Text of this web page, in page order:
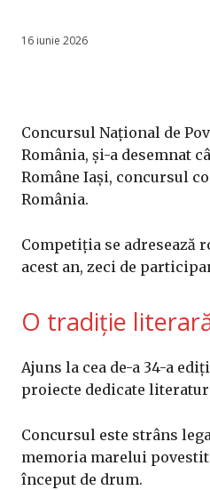
16 iunie 2026
Concursul Național de
România, și-a desemnat
Române Iași, concursul
România.
Competiția se
acest an, zeci de
O tradiție
Ajuns la cea de-a 34-a
proiecte dedicate
Concursul este strâns
memoria marelui
început de drum.